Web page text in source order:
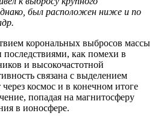
был расположен ниже и по
корональных выбросов массы
как помехи в
и высокочастотной
связана с выделением
космос и в конечном итоге
попадая на магнитосферу
в ионосфере.